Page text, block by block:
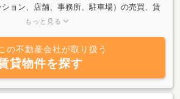
ョン、店舗、事務所、駐車場）の売買、賃
活用のご相談は実績のあるアサノハウジング
せていただいております。不動産のことなら
る『街の何でも屋』でありたいと思っていま
スで皆様に喜んでいただけるよう、これから
ります。
もっと見る
の不動産会社が取り扱う
貸物件を探す